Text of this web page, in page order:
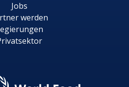
Jobs
werden